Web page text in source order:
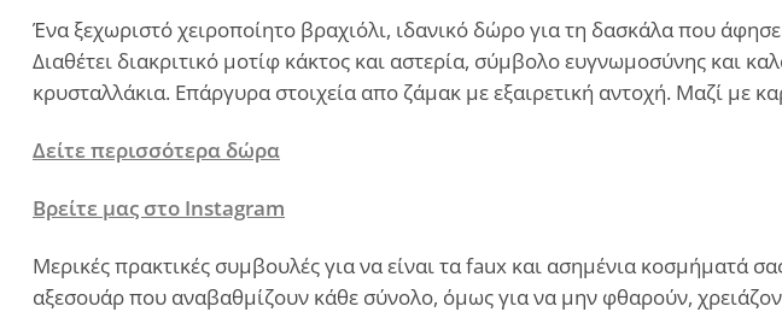
Ένα ξεχωριστό χειροποίητο βραχιόλι, ιδανικό δώρο για τη δασκάλα που
Διαθέτει διακριτικό μοτίφ κάκτος και αστερία, σύμβολο ευγνωμοσύνης και
κρυσταλλάκια. Επάργυρα στοιχεία απο ζάμακ με εξαιρετική αντοχή. Μαζί
Δείτε περισσότερα δώρα
Βρείτε μας στο Instagram
Μερικές πρακτικές συμβουλές για να είναι τα faux και ασημένια
αξεσουάρ που αναβαθμίζουν κάθε σύνολο, όμως για να μην φθαρούν,